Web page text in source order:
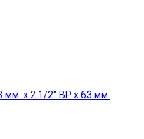
мм. х 2 1/2" ВР х 63 мм.